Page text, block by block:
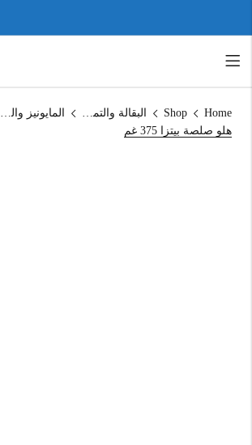
Home
Shop البقالة والتموين
المايونيز والكاتشب
هلو صلصة بيتزا 375 غم